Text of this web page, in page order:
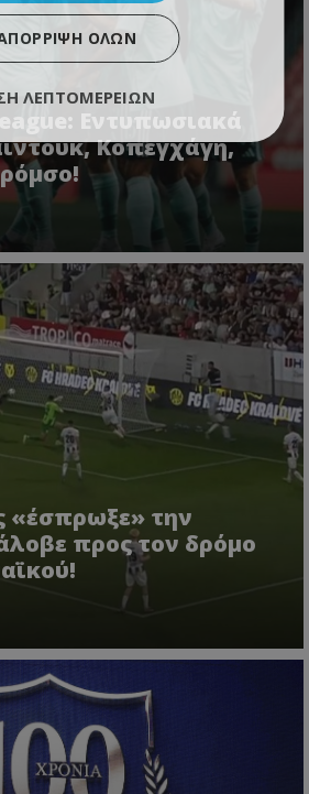
Εντυπωσιακά
Κοπεγχάγη,
«έσπρωξε» την
προς τον δρόμο
ΌΛΩΝ
ΛΕΠΤΟΜΕΡΕΙΏΝ